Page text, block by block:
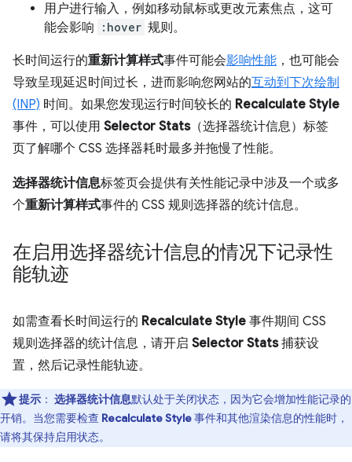
用户进行输入，例如移动鼠标或更改元素焦点，这可
能会影响
:hover 规则。
长时间运行的重新计算样式事件可能会影响性能 ，也可能会
导致呈现延迟时间过长，进而影响您网站的互动到下次绘制
(INP) 时间。如果您发现运行时间较长的 Recalculate Style
事件，可以使用 Selector Stats（选择器统计信息）标签
页了解哪个 CSS 选择器耗时最多并拖慢了性能。
选择器统计信息标签页会提供有关性能记录中涉及一个或多
个重新计算样式事件的 CSS 规则选择器的统计信息。
在启用选择器统计信息的情况下记录性
能轨迹
如需查看长时间运行的 Recalculate Style 事件期间 CSS
规则选择器的统计信息，请开启 Selector Stats捕获设
置，然后记录性能轨迹。
提示 ： 选择器统计信息默认处于关闭状态，因为它会增加性能记录的
开销。当您需要检查 Recalculate Style事件和其他渲染信息的性能时，
请将其保持启用状态。